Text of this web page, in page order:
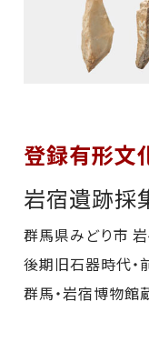
登録有形文
岩宿遺跡採
群馬県みどり市
後期旧石器時代
群馬・岩宿博物館